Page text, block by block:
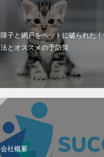
障子と網戸をペットに破られた
法とオススメの予防策
会社概要